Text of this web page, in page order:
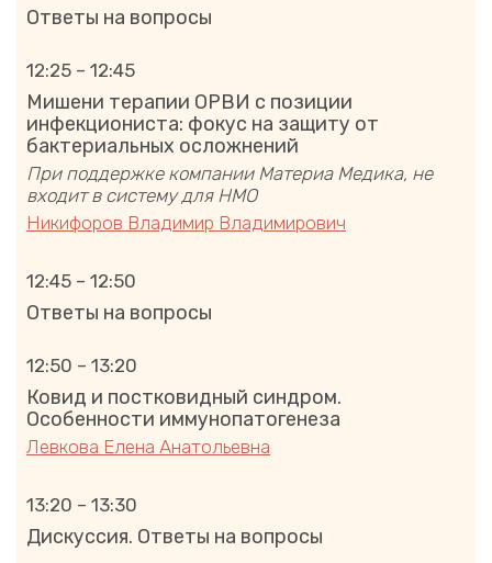
Ответы на вопросы
12:25 – 12:45
Мишени терапии ОРВИ с позиции
инфекциониста: фокус на защиту от
бактериальных осложнений
При поддержке компании Материа Медика, не
входит в систему для НМО
Никифоров Владимир Владимирович
12:45 – 12:50
Ответы на вопросы
12:50 – 13:20
Ковид и постковидный синдром.
Особенности иммунопатогенеза
Левкова Елена Анатольевна
13:20 – 13:30
Дискуссия. Ответы на вопросы